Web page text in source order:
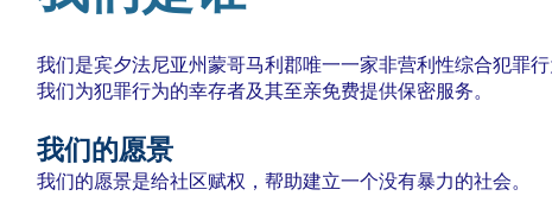
我们是宾夕法尼亚州蒙哥马利郡唯一一家非营利性综合犯罪行
我们为犯罪行为的幸存者及其至亲免费提供保密服务。
我们的愿景
我们的愿景是给社区赋权，帮助建立一个没有暴力的社会。